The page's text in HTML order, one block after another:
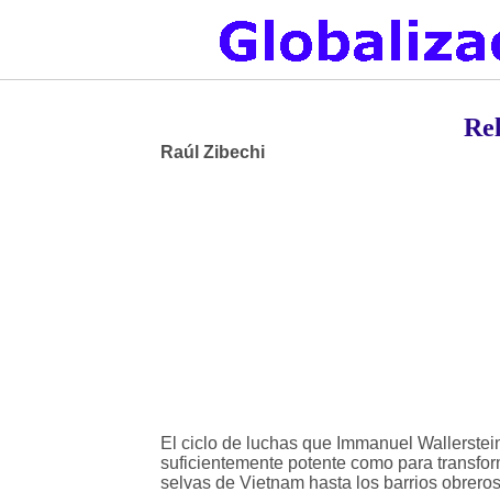
Raúl Zibechi
El ciclo de luchas que Immanuel
suficientemente potente como para
selvas de Vietnam hasta los barrios